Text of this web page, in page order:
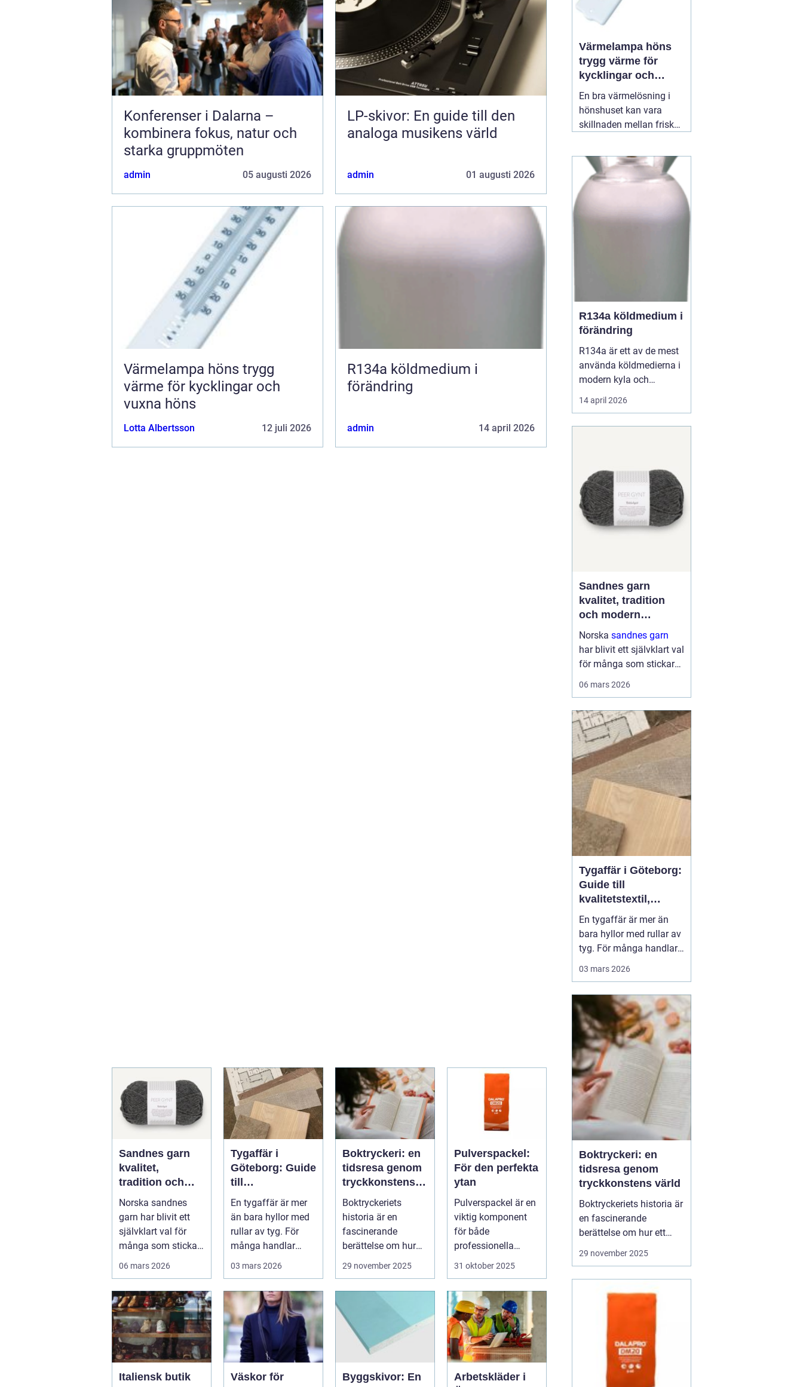
Konferenser i Dalarna –
kombinera fokus, natur och
starka gruppmöten
admin 05 augusti 2026
LP-skivor: En guide till den
analoga musikens värld
admin 01 augusti 2026
Värmelampa höns trygg
värme för kycklingar och
vuxna höns
Lotta Albertsson 12 juli 2026
R134a köldmedium i
förändring
admin 14 april 2026
Sandnes garn
kvalitet,
tradition och
modern
stickglädje
Norska sandnes
garn har blivit ett
självklart val för
många som stickar
och virkar i Sverige.
06 mars 2026
Tygaffär i
Göteborg: Guide
till
kvalitetstextil,
sömnad och
inredning
En tygaffär är mer
än bara hyllor med
rullar av tyg. För
många handlar
det...
03 mars 2026
Boktryckeri: en
tidsresa genom
tryckkonstens
värld
Boktryckeriets
historia är en
fascinerande
berättelse om hur
ett enkelt
genom...
29 november 2025
Pulverspackel:
För den perfekta
ytan
Pulverspackel är en
viktig komponent
för både
professionella
hantverkare och
31 oktober 2025
Italiensk butik
Väskor för
Byggskivor: En
Arbetskläder i
Värmelampa höns
trygg värme för
kycklingar och
vuxna höns
En bra värmelösning i
hönshuset kan vara
skillnaden mellan friska,
onödig stress eller
sjukdom. När
temperaturen faller, eller
när nya kycklingar
stabil, säker och jämn
R134a köldmedium i
förändring
R134a är ett av de mest
använda köldmedierna i
modern kyla och
luftkonditionering. Under
många år har gasen
inom
läkemedelsindustrin.
Samtidigt pågår en
snabb om...
14 april 2026
Sandnes garn
kvalitet, tradition
och modern
stickglädje
Norska sandnes garn
har blivit ett självklart val
för många som stickar
hållbara kvaliteter och
moderna färger gör att
g...
06 mars 2026
Tygaffär i Göteborg:
Guide till
kvalitetstextil,
sömnad och
inredning
En tygaffär är mer än
bara hyllor med rullar av
tyg. För många handlar
händerna. I Göteborg
finns en lång tradition av
textil...
03 mars 2026
Boktryckeri: en
tidsresa genom
tryckkonstens värld
Boktryckeriets historia är
en fascinerande
berättelse om hur ett
enkelt teknologiskt
Gutenberg till dagens
automatiserade
boktryckeri varit centrum
för mä...
29 november 2025